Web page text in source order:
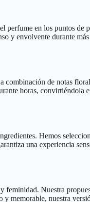
en los puntos de
y envolvente durante
de notas
horas, convirtiéndola
Hemos
una experiencia
Nuestra
memorable, nuestra